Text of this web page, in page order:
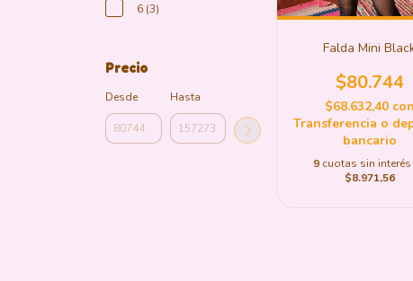
6 (3)
Precio
Desde Hasta
Falda Mini
$80.744
$68.632,40 con
Transferencia o
bancario
9 cuotas sin interés
$8.971,56